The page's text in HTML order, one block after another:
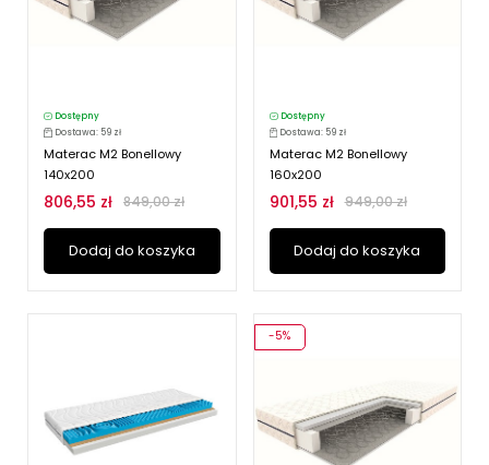
Dostępny
Dostawa: 59 zł
Materac M2 Bonellowy
140x200
806,55 zł 849,00 zł
Dodaj do koszyka
Dostępny
Dostawa: 59 zł
Materac M2 Bonellowy
160x200
901,55 zł 949,00 zł
Dodaj do koszyka
-5%